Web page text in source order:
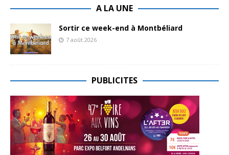
A LA UNE
Sortir ce week-end à Montbéliard
7 août 2026
PUBLICITES